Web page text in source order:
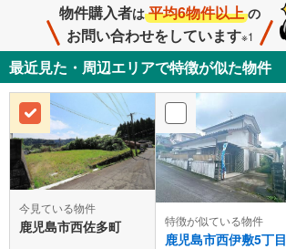
物件購入者は 平均6物件以上 の
お問い合わせをしています※1
最近見た・周辺エリアで特徴が似た物件
今見ている物件
鹿児島市西佐多町 特徴が似ている物件
鹿児島市西伊敷5丁目